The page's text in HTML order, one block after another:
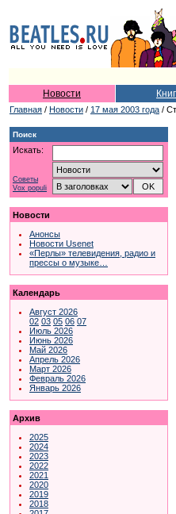
Новости
Главная / Новости / 17 мая 2003 года /
Поиск
Искать:
Советы
Vox populi
Новости
Анонсы
Новости Usenet
«Перлы» телевидения, радио и
прессы о музыке…
Календарь
Август 2026
02 03 05 06 07
Июль 2026
Июнь 2026
Май 2026
Апрель 2026
Март 2026
Февраль 2026
Январь 2026
Архив
2025
2024
2023
2022
2021
2020
2019
2018